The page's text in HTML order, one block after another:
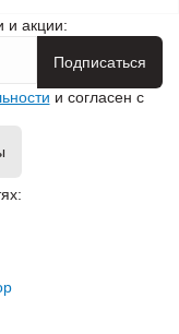
и акции:
Подписаться
и согласен с